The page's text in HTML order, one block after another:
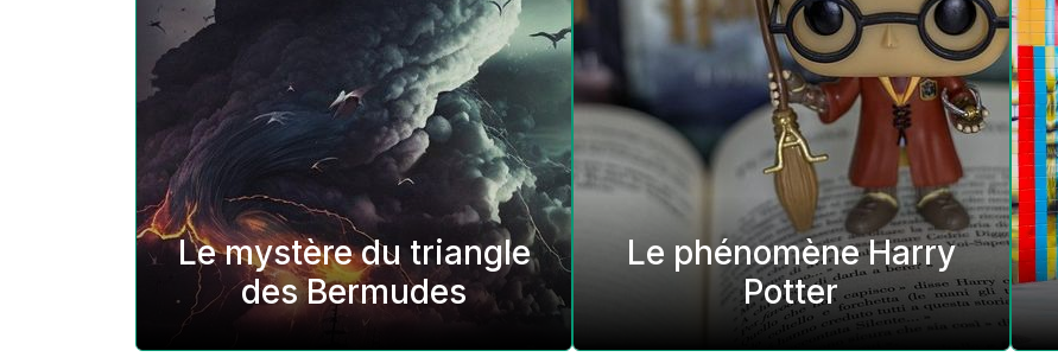
Le mystère du triangle
des Bermudes
Le phénomène Harry
Potter